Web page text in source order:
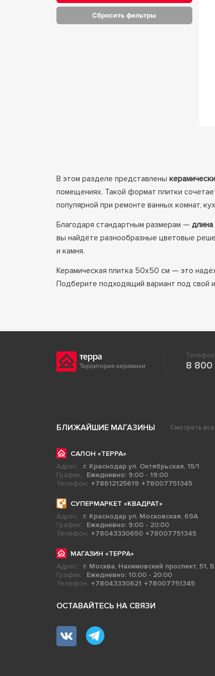
Сбросить фильтры
В этом разделе представлены
помещениях. Такой формат плитки
популярной при ремонте ванных комнат,
Благодаря стандартным размерам —
вы найдёте разнообразные цветовые
и камня.
Керамическая плитка 50x50 см — это
Подберите подходящий вариант под свой
Телефон
8 800
БЛИЖАЙШИЕ МАГАЗИНЫ Смотреть все
САЛОН «ТЕРРА»
Адрес:
г. Краснодар ул. Октябрьская, 15/1
График:
Ежедневно: 9:00 - 19:00
Телефон: +78612125619 +78007751345
СУПЕРМАРКЕТ «КВАДРАТ»
Адрес:
г. Краснодар ул. Московская, 69А
График:
Ежедневно: 9:00 - 20:00
Телефон: +78043330650 +78007751345
МАГАЗИН «ТЕРРА»
Адрес:
г. Москва, Нахимовский проспект, 51,
График:
Ежедневно: 10:00 - 20:00
Телефон: +78043330621 +78007751345
ОСТАВАЙТЕСЬ НА СВЯЗИ